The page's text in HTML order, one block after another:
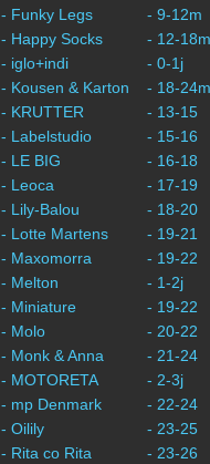
- Funky Legs
- Happy Socks
- iglo+indi
- Kousen & Karton
- KRUTTER
- Labelstudio
- LE BIG
- Leoca
- Lily-Balou
- Lotte Martens
- Maxomorra
- Melton
- Miniature
- Molo
- Monk & Anna
- MOTORETA
- mp Denmark
- Oilily
- Rita co Rita
- 9-12m
- 12-18m
- 0-1j
- 18-24m
- 13-15
- 15-16
- 16-18
- 17-19
- 18-20
- 19-21
- 19-22
- 1-2j
- 19-22
- 20-22
- 21-24
- 2-3j
- 22-24
- 23-25
- 23-26